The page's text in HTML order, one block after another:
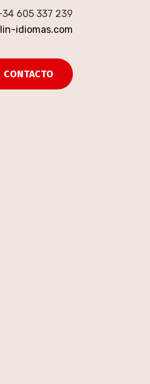
605 337 239
idiomas.com
CONTACTO